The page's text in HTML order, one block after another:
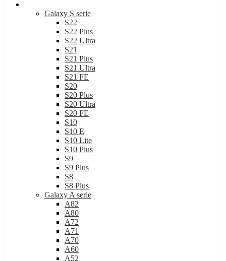
Galaxy S serie
S22
S22 Plus
S22 Ultra
S21
S21 Plus
S21 Ultra
S21 FE
S20
S20 Plus
S20 Ultra
S20 FE
S10
S10 E
S10 Lite
S10 Plus
S9
S9 Plus
S8
S8 Plus
Galaxy A serie
A82
A80
A72
A71
A70
A60
A52